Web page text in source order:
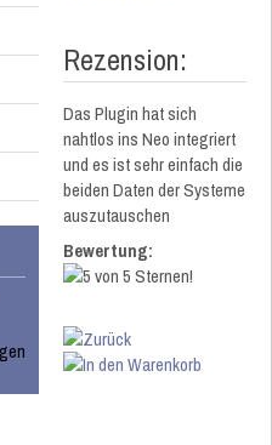
Rezension:
Das Plugin hat sich
nahtlos ins Neo integriert
und es ist sehr einfach die
beiden Daten der Systeme
auszutauschen
Bewertung: